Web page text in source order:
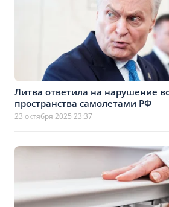
Литва ответила на нарушение
пространства самолетами РФ
23 октября 2025 23:37